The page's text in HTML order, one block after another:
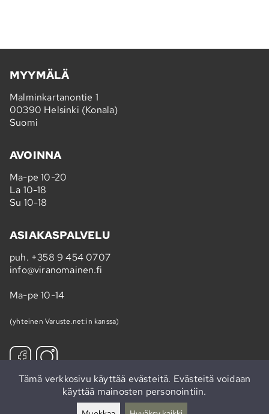
MYYMÄLÄ
Malminkartanontie 1
00390 Helsinki (Konala)
Suomi
AVOINNA
Ma-pe 10-20
La 10-18
Su 10-18
ASIAKASPALVELU
puh. +358 9 454 0707
info@viranomainen.fi
Ma-pe 10-14
(yhteinen Varuste.net:in kanssa)
Tilaa uutiskirje »
Tämä verkkosivu käyttää evästeitä. Evästeitä voidaan
käyttää mainosten personointiin.